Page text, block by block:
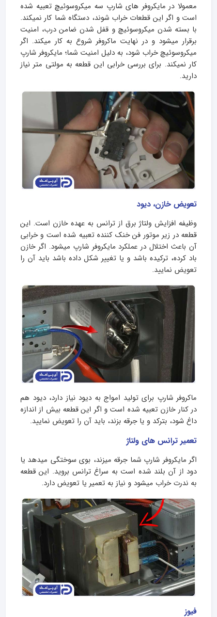
معمولا در مایکروفر های شارپ سه میکروسوئیچ تعبیه شده
است و اگر این قطعات خراب شوند، دستگاه شما کار نمیکند.
با بسته شدن میکروسوئیچ و قفل شدن ضامن درب، امنیت
برقرار میشود و در نهایت ماکروفر شروع به کار میکند. اگر
میکروسوئیچ خراب شود، به دلیل امنیت شما؛ مایکروفر شارپ
کار نمیکند. برای بررسی خرابی این قطعه به مولتی متر نیاز
دارید.
تعویض خازن، دیود
وظیفه افزایش ولتاژ برق از ترانس به عهده خازن است. این
قطعه در زیر موتور فن خنک کننده تعبیه شده است و خرابی
آن باعث اختلال در عملکرد مایکروفر شارپ میشود. اگر خازن
باد کرده، ترکیده باشد و یا تغییر شکل داده باشد باید آن را
تعویض نمایید.
ماکروفر شارپ برای تولید امواج به دیود نیاز دارد، دیود هم
در کنار خازن تعبیه شده است و اگر این قطعه بیش از اندازه
داغ شود، بترکد و یا جرقه بزند، باید آن را تعویض نمایید.
تعمیر ترانس های ولتاژ
اگر مایکروفر شارپ شما جرقه میزند، بوی سوختگی میدهد یا
دود از آن بلند شده است به سراغ ترانس بروید. این قطعه
به ندرت خراب میشود و نیاز به تعمیر یا تعویض دارد.
فیوز